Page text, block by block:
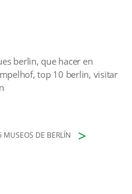
berlin, que hacer en
,top 10 berlin, visitar
MUSEOS DE BERLÍN